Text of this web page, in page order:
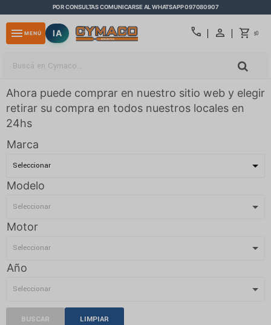
POR CONSULTAS COMUNICARSE AL WHATSAPP 097080907
call $0
menu MENÚ IA
Ahora puede comprar en nuestro sitio web y elegir
retirar su compra en todos nuestros locales en
24hs
Marca
Modelo
Motor
Año
BUSCAR LIMPIAR
close